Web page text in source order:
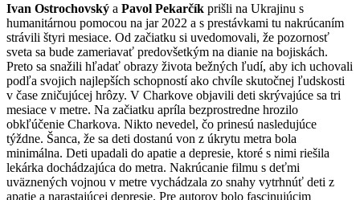
Ivan Ostrochovský a Pavol Pekarčík prišli na Ukrajinu s
humanitárnou pomocou na jar 2022 a s prestávkami tu nakrúcaním
strávili štyri mesiace. Od začiatku si uvedomovali, že pozornosť
sveta sa bude zameriavať predovšetkým na dianie na bojiskách.
Preto sa snažili hľadať obrazy života bežných ľudí, aby ich uchovali
podľa svojich najlepších schopností ako chvíle skutočnej ľudskosti
v čase zničujúcej hrôzy. V Charkove objavili deti skrývajúce sa tri
mesiace v metre. Na začiatku apríla bezprostredne hrozilo
obkľúčenie Charkova. Nikto nevedel, čo prinesú nasledujúce
týždne. Šanca, že sa deti dostanú von z úkrytu metra bola
minimálna. Deti upadali do apatie a depresie, ktoré s nimi riešila
lekárka dochádzajúca do metra. Nakrúcanie filmu s deťmi
uväznených vojnou v metre vychádzala zo snahy vytrhnúť deti z
apatie a narastajúcej depresie. Pre autorov bolo fascinujúcim